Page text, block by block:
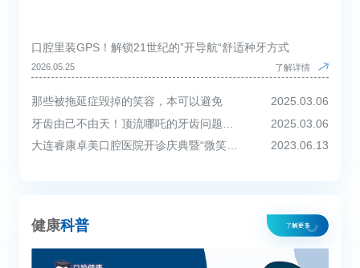
口腔里装GPS！解锁21世纪的”开导航“舒适种牙方式
2026.05.25 了解详情
那些被拖延症毁掉的笑容，本可以避免
2025.03.06
2025.03.06
大连睿康卓美口腔医院开诊庆典暨“微笑您健康”全民口腔健康计划启动仪式圆满举行！
2023.06.13
健康科普